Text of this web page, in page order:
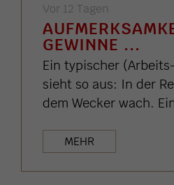
Vor 12 Tagen
GEWINNE ...
Ein typischer
sieht so aus: In der
dem Wecker wach.
MEHR